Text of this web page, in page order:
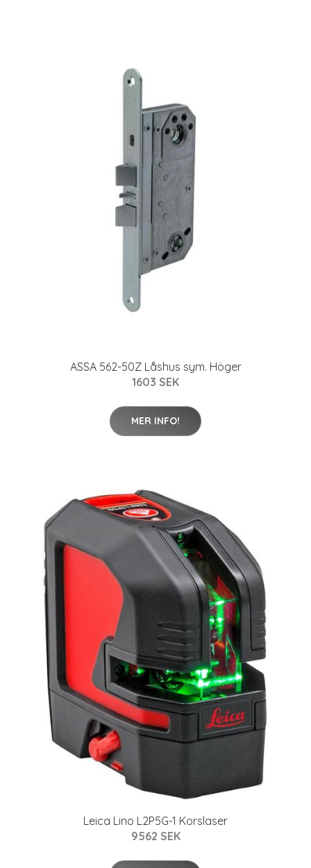
ASSA 562-50Z Låshus sym. Höger
1603 SEK
MER INFO!
Leica Lino L2P5G-1 Korslaser
9562 SEK